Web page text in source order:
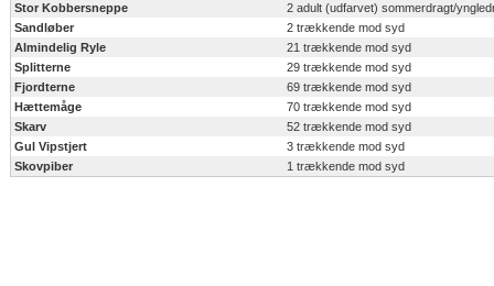
Stor Kobbersneppe
2 adult (udfarvet) sommerdragt/
Sandløber
2 trækkende mod syd
Almindelig Ryle
21 trækkende mod syd
Splitterne
29 trækkende mod syd
Fjordterne
69 trækkende mod syd
Hættemåge
70 trækkende mod syd
Skarv
52 trækkende mod syd
Gul Vipstjert
3 trækkende mod syd
Skovpiber
1 trækkende mod syd